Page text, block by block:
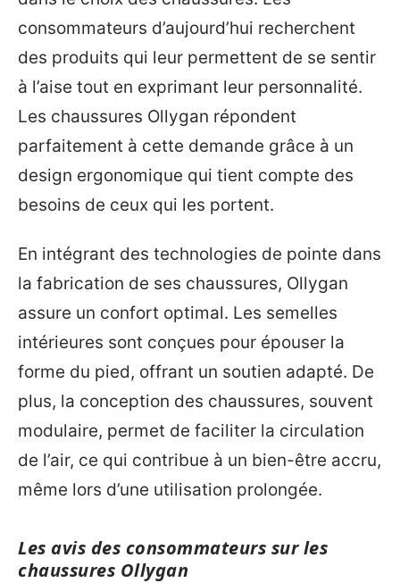
consommateurs d’aujourd’hui recherchent
des produits qui leur permettent de se sentir
à l’aise tout en exprimant leur personnalité.
Les chaussures Ollygan répondent
parfaitement à cette demande grâce à un
design ergonomique qui tient compte des
besoins de ceux qui les portent.
En intégrant des technologies de pointe dans
la fabrication de ses chaussures, Ollygan
assure un confort optimal. Les semelles
intérieures sont conçues pour épouser la
forme du pied, offrant un soutien adapté. De
plus, la conception des chaussures, souvent
modulaire, permet de faciliter la circulation
de l’air, ce qui contribue à un bien-être accru,
même lors d’une utilisation prolongée.
Les avis des consommateurs sur les
chaussures Ollygan